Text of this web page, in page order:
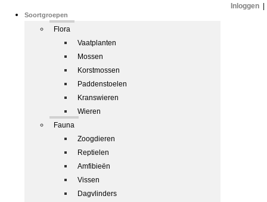
Soortgroepen
Flora
Vaatplanten
Mossen
Korstmossen
Paddenstoelen
Kranswieren
Wieren
Fauna
Zoogdieren
Reptielen
Amfibieën
Vissen
Dagvlinders
Inloggen